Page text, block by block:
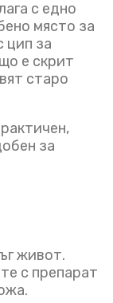
с едно
място за
цип за
е скрит
старо
за
живот.
с препарат